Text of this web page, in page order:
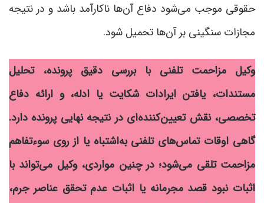
حقوقی موجب می‌شود دفاع آن‌ها ناکارآمد باشد و در نتیجه
مجازات سنگینی بر آن‌ها تحمیل شود.
وکیل مزاحمت تلفنی با بررسی دقیق پرونده، تحلیل
مستندات، یافتن ایرادات شکایت یا ادله، و ارائۀ دفاع
تخصصی، نقش تعیین‌کننده‌ای در نتیجۀ نهایی پرونده دارد.
گاهی اوقات تماس‌های تلفنی به‌اشتباه یا از روی سوءتفاهم
مزاحمت تلقی می‌شود؛ در چنین مواردی، وکیل می‌تواند با
اثبات نبود قصد مجرمانه یا اثبات عدم تحقق عناصر جرم،